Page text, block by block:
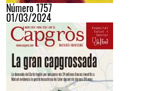
Número 1757
01/03/2024